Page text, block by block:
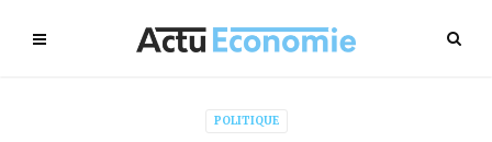
POLITIQUE